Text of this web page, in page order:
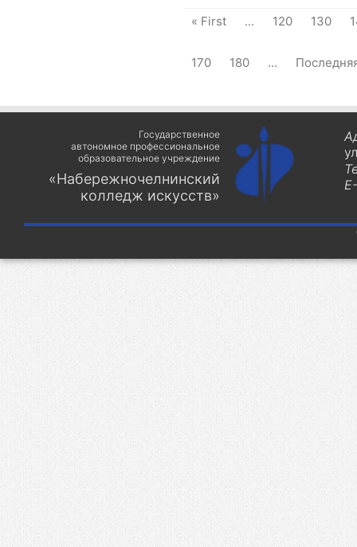
« First ... 120 130
170 180 ...
Государственное
автономное профессиональное
образовательное учреждение
«Набережночелнинский
колледж искусств»